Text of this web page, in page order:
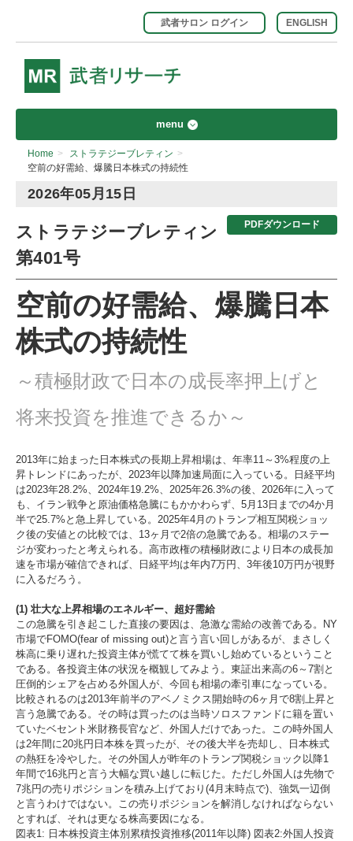
ENGLISH
武者サロン ログイン
menu
Home > ストラテジーブレティン >
空前の好需給、爆騰日本株式の持続性
2026年05月15日
PDFダウンロード
ストラテジーブレティン
第401号
空前の好需給、爆騰日本
株式の持続性
～積極財政で日本の成長率押上げと
将来投資を推進できるか～
2013年に始まった日本株式の長期上昇相場は、年率11～3%程度の上
昇トレンドにあったが、2023年以降加速局面に入っている。日経平均
は2023年28.2%、2024年19.2%、2025年26.3%の後、2026年に入って
も、イラン戦争と原油価格急騰にもかかわらず、5月13日までの4か月
半で25.7%と急上昇している。2025年4月のトランプ相互関税ショッ
ク後の安値との比較では、13ヶ月で2倍の急騰である。相場のステー
ジが変わったと考えられる。高市政権の積極財政により日本の成長加
速を市場が確信できれば、日経平均は年内7万円、3年後10万円が視野
に入るだろう。
(1) 壮大な上昇相場のエネルギー、超好需給
この急騰を引き起こした直接の要因は、急激な需給の改善である。NY
市場でFOMO(fear of missing out)と言う言い回しがあるが、まさしく
株高に乗り遅れた投資主体が慌てて株を買いし始めているということ
である。各投資主体の状況を概観してみよう。東証出来高の6～7割と
圧倒的シェアを占める外国人が、今回も相場の牽引車になっている。
比較されるのは2013年前半のアベノミクス開始時の6ヶ月で8割上昇と
言う急騰である。その時は買ったのは当時ソロスファンドに籍を置い
ていたベセント米財務長官など、外国人だけであった。この時外国人
は2年間に20兆円日本株を買ったが、その後大半を売却し、日本株式
の熱狂を冷やした。その外国人が昨年のトランプ関税ショック以降1
年間で16兆円と言う大幅な買い越しに転じた。ただし外国人は先物で
7兆円の売りポジションを積み上げており(4月末時点で)、強気一辺倒
と言うわけではない。この売りポジションを解消しなければならない
とすれば、それは更なる株高要因になる。
図表1: 日本株投資主体別累積投資推移(2011年以降) 図表2:外国人投資